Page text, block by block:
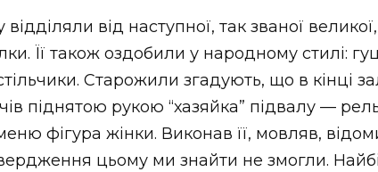
від наступної, так званої
Її також оздобили у народному стилі:
Старожили згадують, що в кінці
піднятою рукою “хазяйка” підвалу —
фігура жінки. Виконав її, мовляв,
цьому ми знайти не змогли.